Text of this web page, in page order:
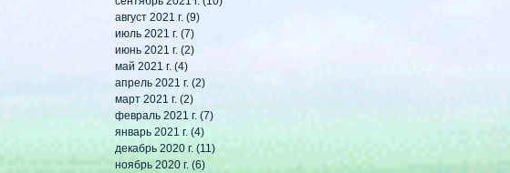
август 2021 г. (9)
июль 2021 г. (7)
июнь 2021 г. (2)
май 2021 г. (4)
апрель 2021 г. (2)
март 2021 г. (2)
февраль 2021 г. (7)
январь 2021 г. (4)
декабрь 2020 г. (11)
ноябрь 2020 г. (6) 6 постов